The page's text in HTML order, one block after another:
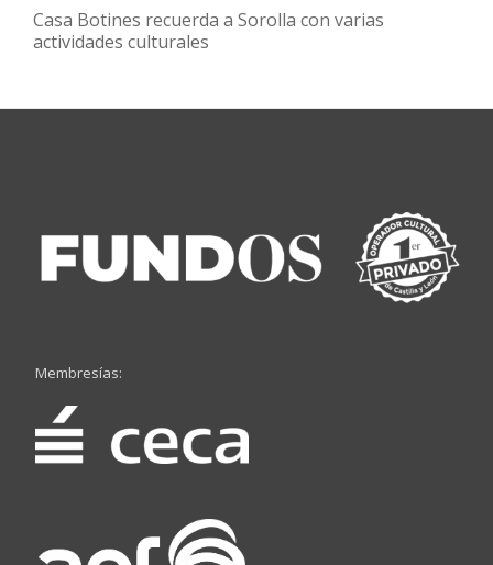
Casa Botines recuerda a Sorolla con varias
actividades culturales
Membresías: